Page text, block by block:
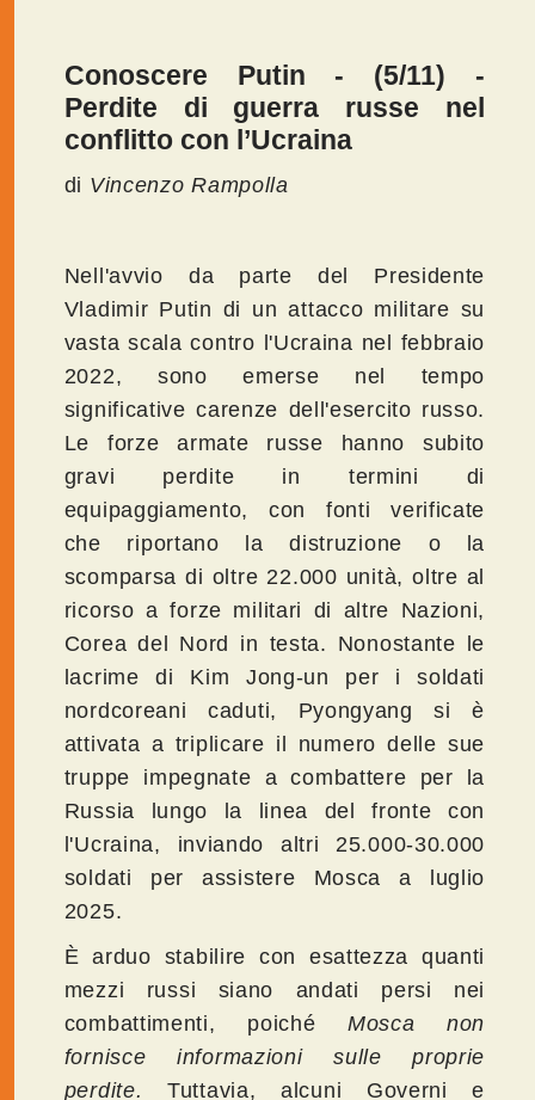
Conoscere Putin - (5/11) -
Perdite di guerra russe nel
conflitto con l’Ucraina
di Vincenzo Rampolla
Nell'avvio da parte del Presidente
Vladimir Putin di un attacco militare su
vasta scala contro l'Ucraina nel febbraio
2022, sono emerse nel tempo
significative carenze dell'esercito russo.
Le forze armate russe hanno subito
gravi perdite in termini di
equipaggiamento, con fonti verificate
che riportano la distruzione o la
scomparsa di oltre 22.000 unità, oltre al
ricorso a forze militari di altre Nazioni,
Corea del Nord in testa. Nonostante le
lacrime di Kim Jong-un per i soldati
nordcoreani caduti, Pyongyang si è
attivata a triplicare il numero delle sue
truppe impegnate a combattere per la
Russia lungo la linea del fronte con
l'Ucraina, inviando altri 25.000-30.000
soldati per assistere Mosca a luglio
2025.
È arduo stabilire con esattezza quanti
mezzi russi siano andati persi nei
combattimenti, poiché Mosca non
fornisce informazioni sulle proprie
perdite.
Tuttavia, alcuni Governi e